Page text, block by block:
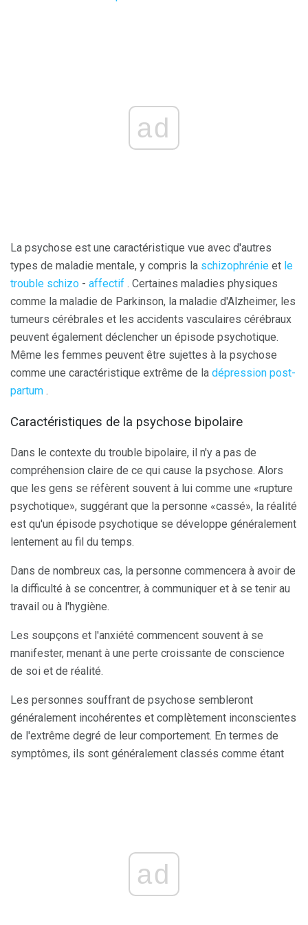
ad
La psychose est une caractéristique vue avec d'autres
types de maladie mentale, y compris la schizophrénie et le
trouble schizo - affectif . Certaines maladies physiques
comme la maladie de Parkinson, la maladie d'Alzheimer, les
tumeurs cérébrales et les accidents vasculaires cérébraux
peuvent également déclencher un épisode psychotique.
Même les femmes peuvent être sujettes à la psychose
comme une caractéristique extrême de la dépression post-
partum .
Caractéristiques de la psychose bipolaire
Dans le contexte du trouble bipolaire, il n'y a pas de
compréhension claire de ce qui cause la psychose. Alors
que les gens se réfèrent souvent à lui comme une «rupture
psychotique», suggérant que la personne «cassé», la réalité
est qu'un épisode psychotique se développe généralement
lentement au fil du temps.
Dans de nombreux cas, la personne commencera à avoir de
la difficulté à se concentrer, à communiquer et à se tenir au
travail ou à l'hygiène.
Les soupçons et l'anxiété commencent souvent à se
manifester, menant à une perte croissante de conscience
de soi et de réalité.
Les personnes souffrant de psychose sembleront
généralement incohérentes et complètement inconscientes
de l'extrême degré de leur comportement. En termes de
symptômes, ils sont généralement classés comme étant
ad